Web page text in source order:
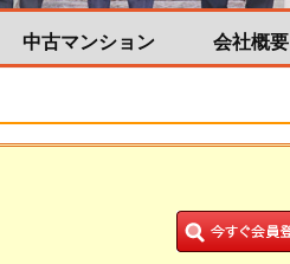
中古マンション 会社概要